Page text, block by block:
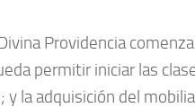
Providencia
permitir iniciar las
la adquisición del